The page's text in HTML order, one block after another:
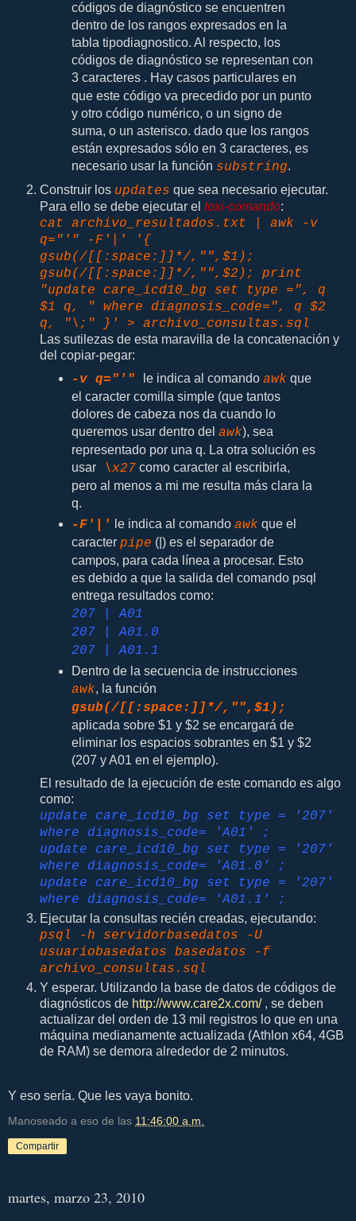
códigos de diagnóstico se encuentren
dentro de los rangos expresados en la
tabla tipodiagnostico. Al respecto, los
códigos de diagnóstico se representan con
3 caracteres . Hay casos particulares en
que este código va precedido por un punto
y otro código numérico, o un signo de
suma, o un asterisco. dado que los rangos
están expresados sólo en 3 caracteres, es
necesario usar la función substring.
Construir los updates que sea necesario ejecutar.
Para ello se debe ejecutar el toxi-comando:
cat archivo_resultados.txt | awk -v
q="'" -F'|' '{
gsub(/[[:space:]]*/,"",$1);
gsub(/[[:space:]]*/,"",$2); print
"update care_icd10_bg set type =", q
$1 q, " where diagnosis_code=", q $2
q, "\;" }' > archivo_consultas.sql
Las sutilezas de esta maravilla de la concatenación y
del copiar-pegar:
-v q="'" le indica al comando awk que
el caracter comilla simple (que tantos
dolores de cabeza nos da cuando lo
queremos usar dentro del awk), sea
representado por una q. La otra solución es
usar\x27como caracter al escribirla,
pero al menos a mi me resulta más clara la
q.
-F'|' le indica al comando awk que el
caracter pipe (|) es el separador de
campos, para cada línea a procesar. Esto
es debido a que la salida del comando psql
entrega resultados como:
207 | A01
207 | A01.0
207 | A01.1
Dentro de la secuencia de instrucciones
awk, la función
gsub(/[[:space:]]*/,"",$1);
aplicada sobre $1 y $2 se encargará de
eliminar los espacios sobrantes en $1 y $2
(207 y A01 en el ejemplo).
El resultado de la ejecución de este comando es algo
como:
update care_icd10_bg set type = '207'
where diagnosis_code= 'A01' ;
update care_icd10_bg set type = '207'
where diagnosis_code= 'A01.0' ;
update care_icd10_bg set type = '207'
where diagnosis_code= 'A01.1' ;
Ejecutar la consultas recién creadas, ejecutando:
psql -h servidorbasedatos -U
usuariobasedatos basedatos -f
archivo_consultas.sql
Y esperar. Utilizando la base de datos de códigos de
diagnósticos de http://www.care2x.com/, se deben
actualizar del orden de 13 mil registros lo que en una
máquina medianamente actualizada (Athlon x64, 4GB
de RAM) se demora alrededor de 2 minutos.
Y eso sería. Que les vaya bonito.
Manoseado a eso de las 11:46:00 a.m.
Compartir
martes, marzo 23, 2010